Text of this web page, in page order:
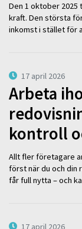
Den 1 oktober
kraft. Den största
inkomst i stället för
17 april 2026
Arbeta
kontroll
Allt fler företagare
först när du och din
får full nytta – och
17 april 2026